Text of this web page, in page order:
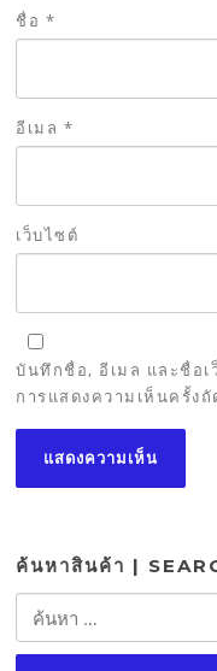
ชื่อ *
อีเมล *
เว็บไซต์
บันทึกชื่อ, อีเมล และชื่อเ
การแสดงความเห็นครั้งถั
ค้นหาสินค้า |
ค้นหา
สำหรับ: